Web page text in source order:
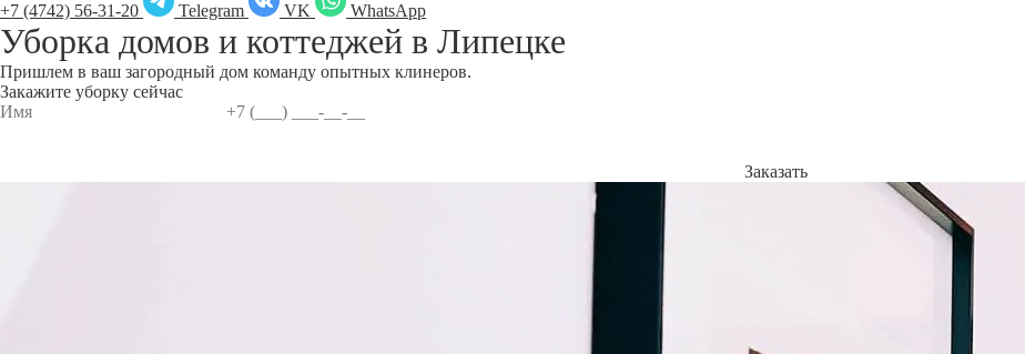
+7 (4742) 56-31-20
Telegram VK WhatsApp
Уборка домов и коттеджей в Липецке
Пришлем в ваш загородный дом команду опытных клинеров.
Закажите уборку сейчас
Заказать